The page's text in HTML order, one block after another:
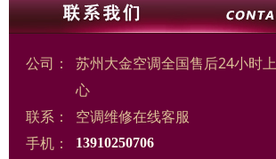
公司：
苏州大金空调全国售后24小时
心
联系：
空调维修在线客服
手机：
13910250706